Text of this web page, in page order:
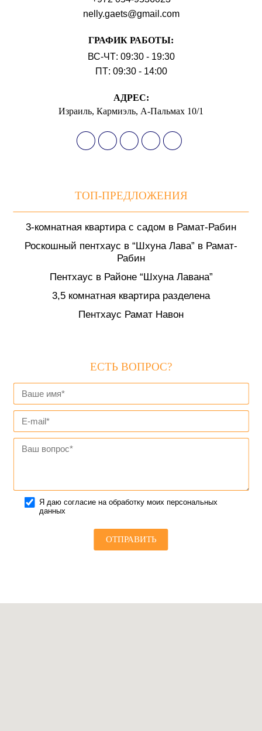
nelly.gaets@gmail.com
ГРАФИК РАБОТЫ:
ВС-ЧТ: 09:30 - 19:30
ПТ: 09:30 - 14:00
АДРЕС:
Израиль, Кармиэль, А-Пальмах 10/1
ТОП-ПРЕДЛОЖЕНИЯ
3-комнатная квартира с садом в Рамат-Рабин
Роскошный пентхаус в “Шхуна Лава” в Рамат-
Рабин
Пентхаус в Районе “Шхуна Лавана”
3,5 комнатная квартира разделена
Пентхаус Рамат Навон
ЕСТЬ ВОПРОС?
Я даю согласие на обработку моих персональных
данных